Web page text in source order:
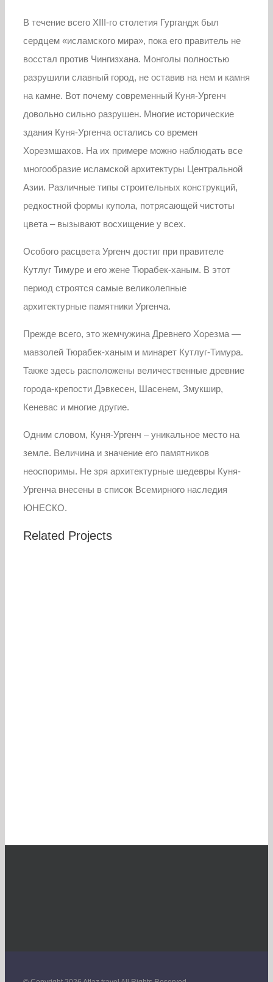
В течение всего XIII-го столетия Гургандж был
сердцем «исламского мира», пока его правитель не
восстал против Чингизхана. Монголы полностью
разрушили славный город, не оставив на нем и камня
на камне. Вот почему современный Куня-Ургенч
довольно сильно разрушен. Многие исторические
здания Куня-Ургенча остались со времен
Хорезмшахов. На их примере можно наблюдать все
многообразие исламской архитектуры Центральной
Азии. Различные типы строительных конструкций,
редкостной формы купола, потрясающей чистоты
цвета – вызывают восхищение у всех.
Особого расцвета Ургенч достиг при правителе
Кутлуг Тимуре и его жене Тюрабек-ханым. В этот
период строятся самые великолепные
архитектурные памятники Ургенча.
Прежде всего, это жемчужина Древнего Хорезма —
мавзолей Тюрабек-ханым и минарет Кутлуг-Тимура.
Также здесь расположены величественные древние
города-крепости Дэвкесен, Шасенем, Змукшир,
Кеневас и многие другие.
Одним словом, Куня-Ургенч – уникальное место на
земле. Величина и значение его памятников
неоспоримы. Не зря архитектурные шедевры Куня-
Ургенча внесены в список Всемирного наследия
ЮНЕСКО.
Related Projects